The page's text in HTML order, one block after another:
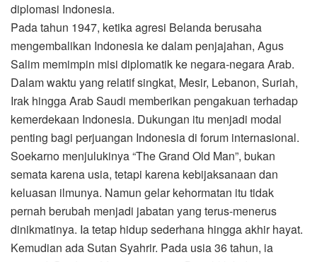
diplomasi Indonesia.
Pada tahun 1947, ketika agresi Belanda berusaha
mengembalikan Indonesia ke dalam penjajahan, Agus
Salim memimpin misi diplomatik ke negara-negara Arab.
Dalam waktu yang relatif singkat, Mesir, Lebanon, Suriah,
Irak hingga Arab Saudi memberikan pengakuan terhadap
kemerdekaan Indonesia. Dukungan itu menjadi modal
penting bagi perjuangan Indonesia di forum internasional.
Soekarno menjulukinya “The Grand Old Man”, bukan
semata karena usia, tetapi karena kebijaksanaan dan
keluasan ilmunya. Namun gelar kehormatan itu tidak
pernah berubah menjadi jabatan yang terus-menerus
dinikmatinya. Ia tetap hidup sederhana hingga akhir hayat.
Kemudian ada Sutan Syahrir. Pada usia 36 tahun, ia